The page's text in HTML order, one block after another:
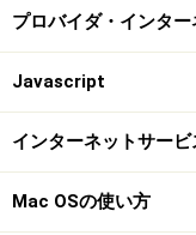
プロバイダ・インタ
Javascript
インターネットサービ
Mac OSの使い方